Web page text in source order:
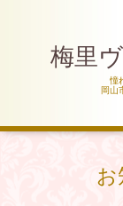
梅里
憧
岡山
お